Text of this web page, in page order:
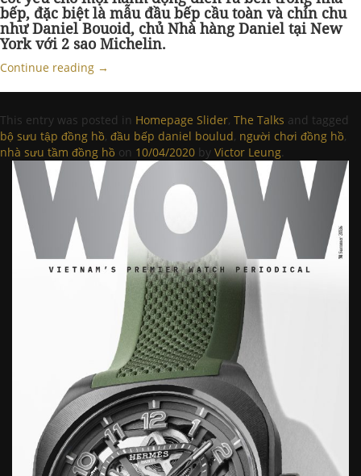
bếp, đặc biệt là mẫu đầu bếp cầu toàn và chỉn chu
như Daniel Bouoid, chủ Nhà hàng Daniel tại New
York với 2 sao Michelin.
Continue reading →
This entry was posted in Homepage Slider, The Talks and tagged
bộ sưu tập đồng hồ, đầu bếp daniel boulud, người chơi đồng hồ,
nhà sưu tầm đồng hồ on 10/04/2020 by Victor Leung.